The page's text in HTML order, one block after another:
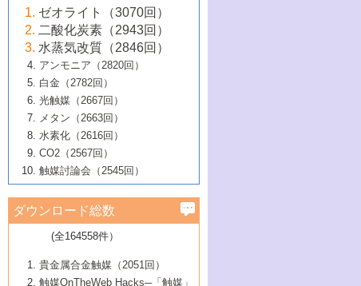
大学：オンライン・対面開催）
6号 メタン転換技術の最新動向
B号 第125回触媒討論会（2020年・工学
院大学）
5号 固体触媒による含窒素有機化合物変
換の最前線
6号 貴金属使用量低減に向けた自動車排
ガス浄化触媒の開発
B号 第123回触媒討論会（2019年・大阪
B号 第121回触媒討論会（2018年・東京
大学）
5号 水素のふるまいを解き明かす最先端
研究
6号 低級アルカンの有効利用のための触
媒技術
B号 第119回触媒討論会（2017年・首都
大学東京）
媒技術
3号 触媒研究の最先端～とびたて若き研究
者たち～（1）
4号 触媒研究の最先端～とびたて若き研究
者たち～（2）
5号 触媒研究の最先端～とびたて若き研究
者たち～（3）
6号 イオニクス材料と燃料電池・電解合成
の最新の研究動向
B号 第117回触媒討論会（2016年・大阪府
立大学）
2号 石油精製用触媒の最近の進展
3号 固体酸化物形燃料電池（SOFC）におけ
るアノード触媒上での燃料直接改質技術
4号 コアシェル構造の制御による触媒機能
5号 工業触媒およびその周辺技術の最近の
進歩
6号 ナノシート
B号 第115回触媒討論会（2015年・成蹊大
2号 光触媒反応機構に関する最新の研究動
向
開発動向
4号 人工光合成に向けた近年のアプローチ
5号 未利用熱エネルギーの有効活用に貢献
する触媒技術
6号 ポリオキソメタレート
B号 第113回触媒討論会（2014年・ロワジ
ールホテル豊橋）
1号 高耐久性燃料電池システム用触媒にお
ける新展開
2号 リビングラジカル重合の最近の動向
3号 天然ガスの化学工業的展開に関する触
媒技術
4号 貴金属触媒の精密構造制御とその活用
5号 バイオマス化成品製造のための固体触
6号 ナノ空間─吸着状態解析から新機能開拓
B号 第111回触媒討論会（2013年・関西大
▼54巻（2012年）
1号 規則性多孔体の利用技術における最近
の進歩
2号 第109回触媒討論会
3号 貴金属低減技術の最新動向
4号 貴金属代替技術の最新動向
5号 光触媒による物質変換反応の新展開
6号 グラフェン
7号 水素を利用する化成品合成の新潮流
▼53巻（2011年）
1号 金属学から見る合金触媒の新展開
2号 第107回触媒討論会
3号 触媒のその場観察法の進歩（１）
4号 触媒のその場観察法の進歩（２）
5号 不活性結合の触媒的活性化による有機
合成
6号 新しい固体酸触媒技術
7号 ゼオライト合成における最近の進歩
▼52巻（2010年）
1号 触媒の劣化対策と長寿命触媒開発
2号 第105回触媒討論会
3号 ナノ構造が拓く新機能
4号 活性サイトおよびその環境の精密な設
計による触媒の高機能化
5号 触媒を有効に使うための技術
7号 有機分子触媒による精密有機合成
8号 高機能化ポリオレフィンに向けた重合
触媒の最近の進展
1号 炭素材料－熱い注目を集める材料－
2号 第103回触媒討論会
3号 環境浄化用光触媒の現状と課題
4号 水素社会の実現に向けた水素製造・貯
蔵技術の進歩
5号 CO2が関わる触媒・材料
7号 持続可能社会実現のための触媒および
▼50巻（2008年）
1号 触媒化学と学会のこの10年，半世紀，
そして未来
2号 第101回触媒討論会
4号 錯体を利用したユニークな表面構造の
構築と機能
5号 若手会員による触媒研究の未来展望1：
企業編
▼49巻（2007年）
1号 含フッ素化合物の合成と触媒
2号 第99回触媒討論会
3号 実用的ファインケミカル合成プロセス
を実現する触媒
5号 こんな物質，あんな物質―新たな触媒
▼48巻（2006年）
1号 固体酸触媒の最近の進歩
2号 第97回触媒討論会
3号 リビング重合触媒の最近の展開
5号 水素製造・貯蔵のための触媒技術の新
1号 最近の触媒担体とその効果
2号 第95回触媒討論会
4号 水分解用光触媒材料
▼46巻（2004年）
1号 部分酸化反応触媒の最前線
2号 第93回触媒討論会
3号 特殊エネルギー場の触媒反応
▼45巻（2003年）
1号 なぜこの触媒が良いのか？
2号 第91回触媒討論会
▼44巻（2002年）
1号 高次制御された触媒の化学
ゼオライト（3070回）
二酸化炭素（2943回）
水蒸気改質（2846回）
アンモニア（2820回）
白金（2782回）
光触媒（2667回）
メタン（2663回）
水素化（2616回）
CO2（2567回）
触媒討論会（2545回）
ダウンロード総数
(全164558件）
貴金属合金触媒（2051回）
触媒OnTheWeb Hacks─「触媒」